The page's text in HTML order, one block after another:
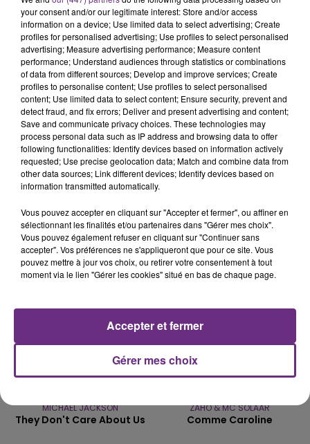
l'inspection du Travail en profite pour rappeler
les conditions de...
TITRES DIFFUSÉS
8h11
8h11
SHAWN MENDES & CAMILA
CABELLO
Senorita
8h05
8h05
CHRISTOPHE MAE
La Lune
7h58
7h58
MICHAEL JACKSON
They Don't Care About Us
7h55
7h55
ZAHO & MC SOLAAR
Comme Caroline
your consent and/or our legitimate interest: Store and/or access
information on a device; Use limited data to select advertising; Create
profiles for personalised advertising; Use profiles to select personalised
advertising; Measure advertising performance; Measure content
performance; Understand audiences through statistics or combinations
of data from different sources; Develop and improve services; Create
profiles to personalise content; Use profiles to select personalised
content; Use limited data to select content; Ensure security, prevent and
detect fraud, and fix errors; Deliver and present advertising and content;
Save and communicate privacy choices. These technologies may
process personal data such as IP address and browsing data to offer
following functionalities: Identify devices based on information actively
requested; Use precise geolocation data; Match and combine data from
other data sources; Link different devices; Identify devices based on
information transmitted automatically.
Vous pouvez accepter en cliquant sur "Accepter et fermer", ou affiner en
sélectionnant les finalités et/ou partenaires dans "Gérer mes choix".
Vous pouvez également refuser en cliquant sur "Continuer sans
accepter". Vos préférences ne s'appliqueront que pour ce site. Vous
pouvez mettre à jour vos choix, ou retirer votre consentement à tout
moment via le lien "Gérer les cookies" situé en bas de chaque page.
Gérer mes choix
Accepter et fermer